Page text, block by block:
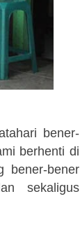
bener-
berhenti di
bener-bener
sekaligus